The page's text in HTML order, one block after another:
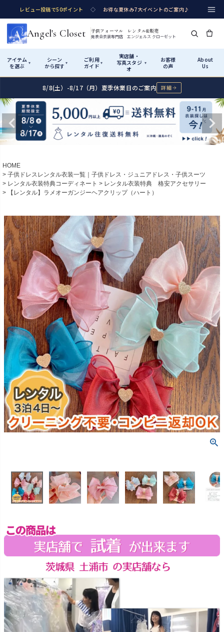
レビュー投稿で50ポイント ◇ お得な夏休み7大イベントのご案内♪
Angel's Closet 子供フォーマル レンタル&販売
発表会衣装専門店 エンジェルス クローゼット
アイテム
を選ぶ
▾
シーン
から探す ▾
ご利用
ガイド ▾
実店舗・
写真スタジ
オ
▾
お客様
の声
About
Us
Shop by Category アイテムから探す
カテゴリ詳細→ サイズで選ぶ →
Rentalレンタル
七五三着物 シューズ
小物・アクセ パニエ
アウター レディース
Sale販売
コスチューム アウター
インナー・パニエ アクセサリー
ジュエリー 音楽雑貨
Shop by Occasion シーンから探す
性別・サイズで絞り込む→
Season Best
Recital & Concours
発表会・コンクール
舞台で輝くステージ衣装
Wedding
結婚式
フラワーガール・リングボーイ・ゲ
スト
Graduation & Entrance
卒業式・入学式
きちんと感のあるフォーマル
Shichi-Go-San
七五三
3歳・5歳・7歳の晴れの日
How It Works ご利用ガイド
Startはじめに
01
02 サイズの選び方
測り方と目安
03 Angel's Closetについて
創業2003年からの想い
Rentalレンタル
04 レンタルのご案内
予約・配送・返却・料金
05 レンタルの流れ
4ステップで簡単
06 あんしんパック
汚れ・キズ・破損の補償
Buy & Supportご購入・サポート
07 販売・共通のご案内
品質・返品・お手入れ
08 送料・お支払い
Visit Us 実店舗・写真スタジオ
Atelier
実店舗 つくば店
Tsukuba Boutique
〒 茨城県土浦市大町14-16-1F
営業 10:00–18:00（完全予約制）
定休 月曜日
店舗を予約する →
写真スタジオ APS
Angel's Photo Studio
対応 七五三・発表会・記念撮影
予約 Web または お電話
特典 ヘアメイク・着付け
スタジオを予約 →
8/8(土）-8/17（月）夏季休業日のご案内 詳細
HOME
子供ドレスレンタル衣装一覧｜子供ドレス・ジュニアドレス・子供スーツ
レンタル衣装特典コーディネート
レンタル衣装特典 格安アクセサリー
【レンタル】ラメオーガンジーヘアクリップ（ハート）